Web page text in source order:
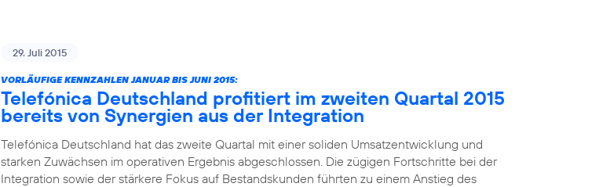
29. Juli 2015
VORLÄUFIGE KENNZAHLEN JANUAR BIS JUNI 2015:
Telefónica Deutschland profitiert im zweiten Quartal 2015
bereits von Synergien aus der Integration
Telefónica Deutschland hat das zweite Quartal mit einer soliden Umsatzentwicklung und
starken Zuwächsen im operativen Ergebnis abgeschlossen. Die zügigen Fortschritte bei der
Integration sowie der stärkere Fokus auf Bestandskunden führten zu einem Anstieg des